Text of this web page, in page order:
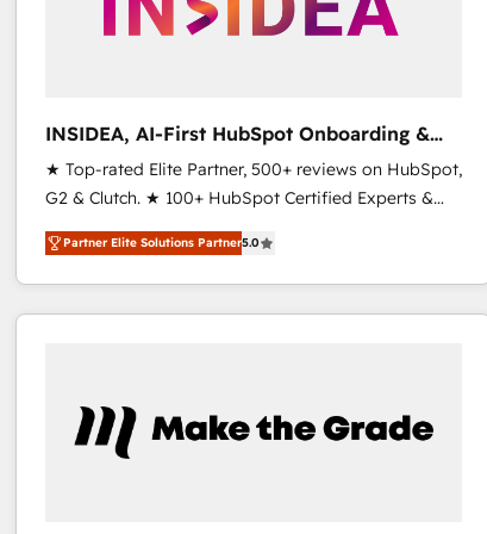
INSIDEA, AI-First HubSpot Onboarding &
RevOps
★ Top-rated Elite Partner, 500+ reviews on HubSpot,
G2 & Clutch. ★ 100+ HubSpot Certified Experts &
Trainers across the team ★ 1,500+ implementations
across five continents ★ AI-First, RevOps-led,
Onboarding obsessed ★ Company of the Year
2024/25 INSIDEA helps growing companies turn
your time zone. What we do ➤ Onboarding: Live in
weeks, with workflows built around your business,
Partner Elite Solutions Partner5.0